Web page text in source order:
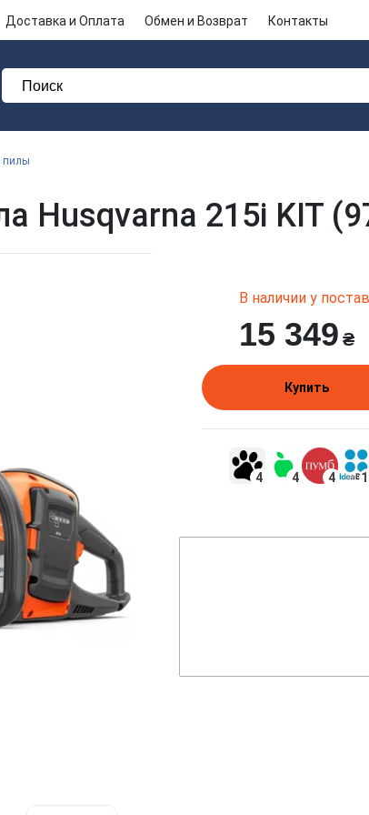
Доставка и Оплата Обмен и Возврат Контакты
пилы
Husqvarna 215i KIT
В наличии у
15 349₴
Купить
4 4 4